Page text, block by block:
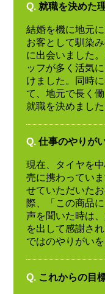
Q. 就職を決めた
結婚を機に地元
お客として馴染
に出会いました
ッフが多く活気
けました。同時
て、地元で長く
就職を決めました
Q. 仕事のやりが
現在、タイヤを
売に携わってい
せていただいた
際、「この商品
声を聞いた時は
を出して感謝さ
ではのやりがい
Q. これからの目